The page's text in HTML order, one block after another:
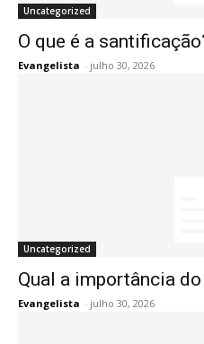
Uncategorized
O que é a
Evangelista - julho 30, 2026
Uncategorized
Qual a importância
Evangelista - julho 30, 2026